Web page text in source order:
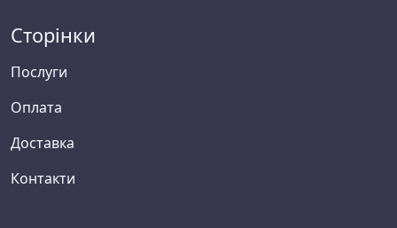
Сторінки
Послуги
Оплата
Доставка
Контакти